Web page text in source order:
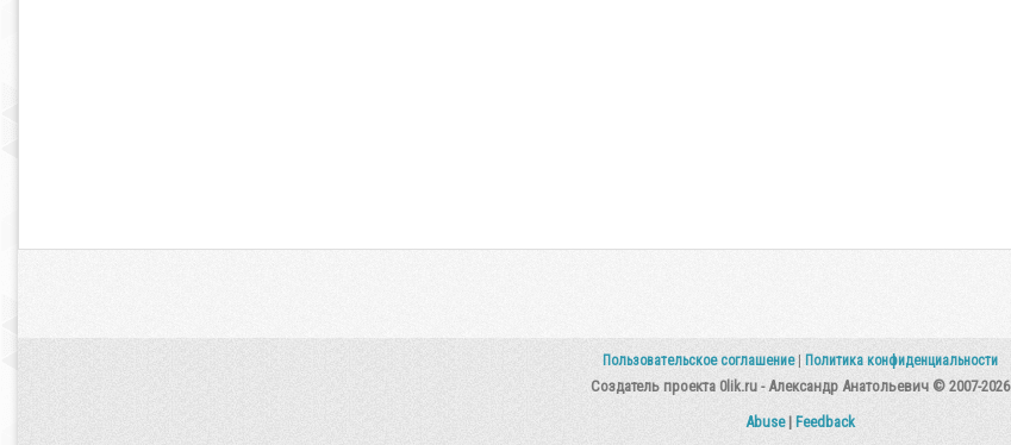
Пользовательское соглашение Политика конфиденциальности
Создатель проекта 0lik.ru - Александр Анатольевич © 2007-2026
Abuse| Feedback